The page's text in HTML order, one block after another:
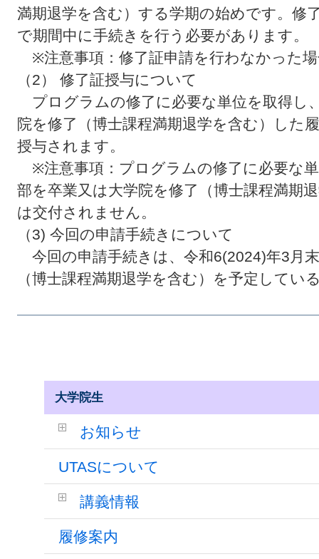
満期退学を含む）する学期の始めです。修
で期間中に手続きを行う必要があります。
※注意事項：修了証申請を行わなかった
（2） 修了証授与について
プログラムの修了に必要な単位を取得し
院を修了（博士課程満期退学を含む）した
授与されます。
※注意事項：プログラムの修了に必要な
部を卒業又は大学院を修了（博士課程満期
は交付されません。
（3) 今回の申請手続きについて
今回の申請手続きは、令和6(2024)年3 月
（博士課程満期退学を含む）を予定してい
大学院生
お知らせ
UTASについて
講義情報
履修案内